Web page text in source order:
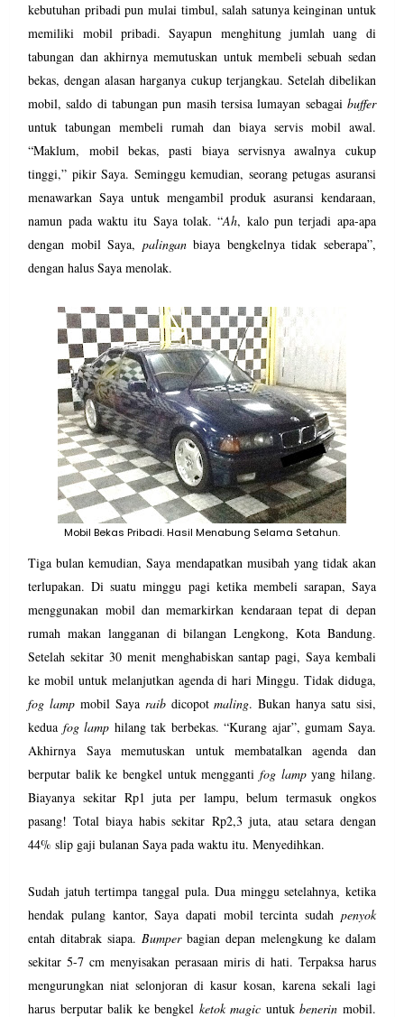
kebutuhan pribadi pun mulai timbul, salah satunya keinginan untuk
memiliki mobil pribadi. Sayapun menghitung jumlah uang di
tabungan dan akhirnya memutuskan untuk membeli sebuah sedan
bekas, dengan alasan harganya cukup terjangkau. Setelah dibelikan
mobil, saldo di tabungan pun masih tersisa lumayan sebagai buffer
untuk tabungan membeli rumah dan biaya servis mobil awal.
“Maklum, mobil bekas, pasti biaya servisnya awalnya cukup
tinggi,” pikir Saya. Seminggu kemudian, seorang petugas asuransi
menawarkan Saya untuk mengambil produk asuransi kendaraan,
namun pada waktu itu Saya tolak. “Ah, kalo pun terjadi apa-apa
dengan mobil Saya, palinganbiaya bengkelnya tidak seberapa”,
dengan halus Saya menolak.
Mobil Bekas Pribadi. Hasil Menabung Selama Setahun.
Tiga bulan kemudian, Saya mendapatkan musibah yang tidak akan
terlupakan. Di suatu minggu pagi ketika membeli sarapan, Saya
menggunakan mobil dan memarkirkan kendaraan tepat di depan
rumah makan langganan di bilangan Lengkong, Kota Bandung.
Setelah sekitar 30 menit menghabiskan santap pagi, Saya kembali
ke mobil untuk melanjutkan agenda di hari Minggu. Tidak diduga,
fog lamp mobil Saya raibdicopotmaling. Bukan hanya satu sisi,
kedua fog lamp hilang tak berbekas. “Kurang ajar”, gumam Saya.
Akhirnya Saya memutuskan untuk membatalkan agenda dan
berputar balik ke bengkel untuk mengganti fog lampyang hilang.
Biayanya sekitar Rp1 juta per lampu, belum termasuk ongkos
pasang! Total biaya habis sekitar Rp2,3 juta, atau setara dengan
44% slip gaji bulanan Saya pada waktu itu. Menyedihkan.
Sudah jatuh tertimpa tanggal pula. Dua minggu setelahnya, ketika
hendak pulang kantor, Saya dapati mobil tercinta sudah penyok
entah ditabrak siapa.Bumperbagian depan melengkung ke dalam
sekitar 5-7 cm menyisakan perasaan miris di hati. Terpaksa harus
mengurungkan niat selonjoran di kasur kosan, karena sekali lagi
harus berputar balik ke bengkel ketok magic untukbenerin mobil.